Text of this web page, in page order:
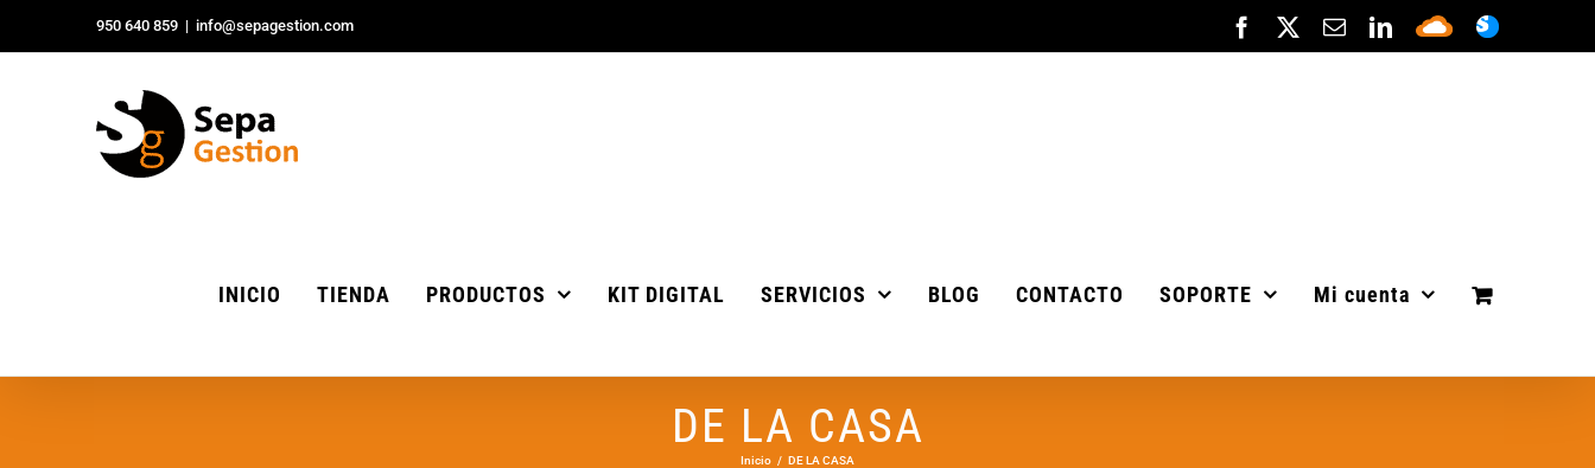
al
950 640 859 | info@sepagestion.com Facebook
X
Correo
electrónico
LinkedIn
Sepa
Cloud
INICIO TIENDA PRODUCTOS KIT DIGITAL SERVICIOS BLOG CONTACTO SOPORTE Mi cuenta
DE LA CASA
Inicio DE LA CASA